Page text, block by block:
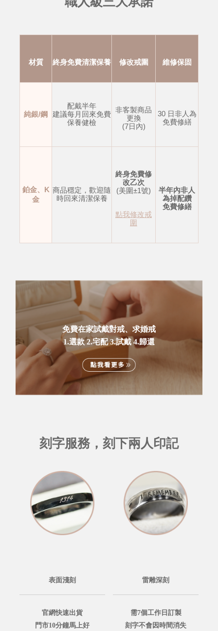
材質 終身免費清潔保養 修改戒圍 維修保固
純銀/鋼
配戴半年
建議每月回來免費
保養健檢
非客製商品
更換
(7日內)
30 日非人為
免費修繕
鉑金、K
金
商品穩定，歡迎隨
時回來清潔保養
終身免費修
改乙次
(美圍±1號)
點我修改戒
圍
半年內非人
為掉配鑽
免費修繕
免費在家試戴對戒、求婚戒
1.選款 2.宅配 3.試戴 4.歸還
刻字服務，刻下兩人印記
表面淺刻
官網快速出貨
門市10分鐘馬上好
雷雕深刻
需7個工作日訂製
刻字不會因時間消失